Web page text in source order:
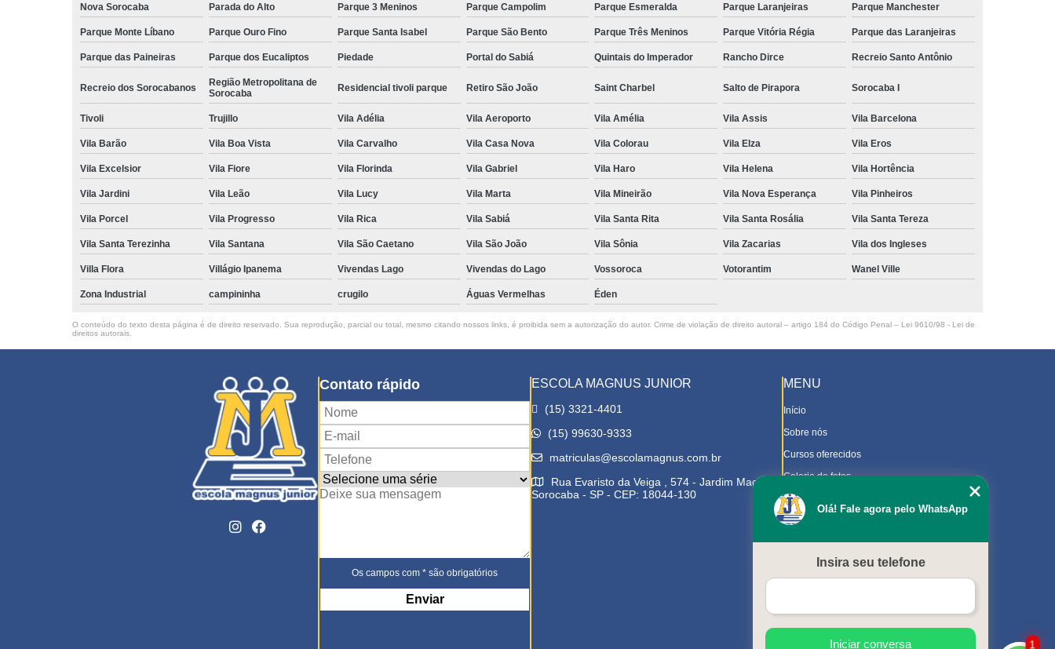
Nova Sorocaba Parada do Alto Parque 3 Meninos Parque Campolim Parque Esmeralda Parque Laranjeiras Parque Manchester
Parque Monte Líbano Parque Ouro Fino Parque Santa Isabel Parque São Bento Parque Três Meninos Parque Vitória Régia Parque das Laranjeiras
Parque das Paineiras Parque dos Eucaliptos Piedade Portal do Sabiá Quintais do Imperador Rancho Dirce Recreio Santo Antônio
Recreio dos Sorocabanos
Região Metropolitana de
Sorocaba
Residencial tivoli parque Retiro São João Saint Charbel Salto de Pirapora Sorocaba I
Tivoli Trujillo Vila Adélia Vila Aeroporto Vila Amélia Vila Assis Vila Barcelona
Vila Barão Vila Boa Vista Vila Carvalho Vila Casa Nova Vila Colorau Vila Elza Vila Eros
Vila Excelsior Vila Fiore Vila Florinda Vila Gabriel Vila Haro Vila Helena Vila Hortência
Vila Jardini Vila Leão Vila Lucy Vila Marta Vila Mineirão Vila Nova Esperança Vila Pinheiros
Vila Porcel Vila Progresso Vila Rica Vila Sabiá Vila Santa Rita Vila Santa Rosália Vila Santa Tereza
Vila Santa Terezinha Vila Santana Vila São Caetano Vila São João Vila Sônia Vila Zacarias Vila dos Ingleses
Villa Flora Villágio Ipanema Vivendas Lago Vivendas do Lago Vossoroca Votorantim Wanel Ville
Zona Industrial campininha crugilo Águas Vermelhas Éden
O conteúdo do texto desta página é de direito reservado. Sua reprodução, parcial ou total, mesmo citando nossos links, é proibida sem a autorização do autor. Crime de violação de direito autoral – artigo 184 do Código Penal – Lei 9610/98 - Lei de
direitos autorais
Contato rápido
Os campos com * são obrigatórios
ESCOLA MAGNUS JUNIOR
(15) 3321-4401
(15) 99630-9333
matriculas@escolamagnus.com.br
Rua Evaristo da Veiga , 574 - Jardim Magnolia
Sorocaba - SP - CEP: 18044-130
MENU
Início
Sobre nós
Cursos oferecidos
Galeria de fotos
Contato
Trabalhe Conosco
Downloads
1
Olá! Fale agora pelo WhatsApp
Insira seu telefone
Iniciar conversa